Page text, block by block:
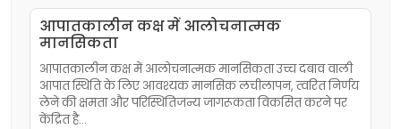
आपातकालीन कक्ष में आलोचनात्मक
मानसिकता
आपातकालीन कक्ष में आलोचनात्मक मानसिकता उच्च दबाव वाली
आपात स्थिति के लिए आवश्यक मानसिक लचीलापन, त्वरित निर्णय
लेने की क्षमता और परिस्थितिजन्य जागरूकता विकसित करने पर
केंद्रित है...